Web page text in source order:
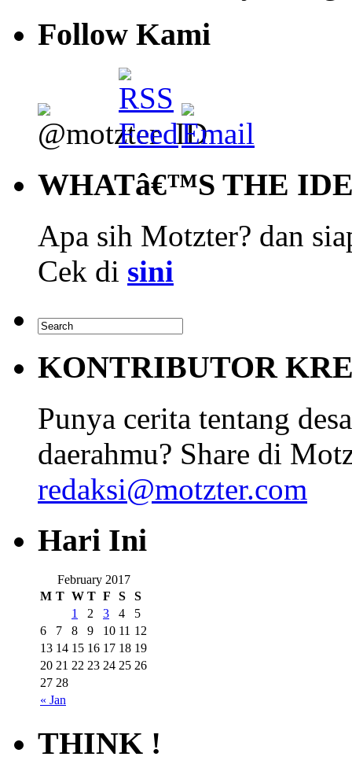
Follow Kami
WHATâ€™S THE
Apa sih Motzter? dan
Cek di sini
KONTRIBUTOR
Punya cerita tentang
daerahmu? Share di
redaksi@motzter.com
Hari Ini
February 2017
M T W T F S S
« Jan
1 2 3 4
5
6
7 8 9 10 11 12
13 14 15 16 17 18 19
20 21 22 23 24 25 26
27 28
THINK !